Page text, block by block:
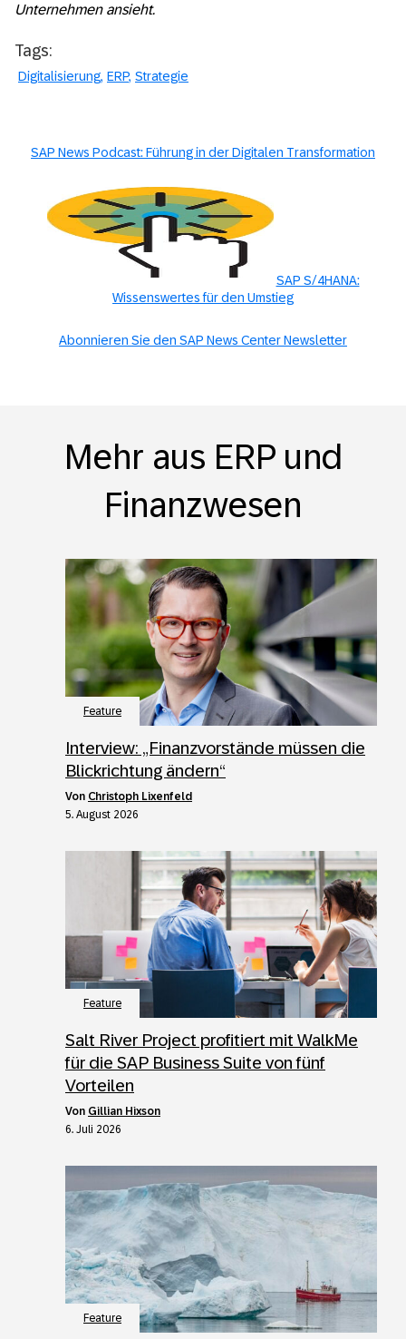
Unternehmen ansieht.
Tags:
Digitalisierung ERP Strategie
SAP News Podcast: Führung in der Digitalen Transformation
SAP S/4HANA:
Wissenswertes für den Umstieg
Abonnieren Sie den SAP News Center Newsletter
Mehr aus ERP und
Finanzwesen
Feature
Interview: „Finanzvorstände müssen die
Blickrichtung ändern“
von Christoph Lixenfeld
5. August 2026
Feature
Salt River Project profitiert mit WalkMe
für die SAP Business Suite von fünf
Vorteilen
von Gillian Hixson
6. Juli 2026
Feature